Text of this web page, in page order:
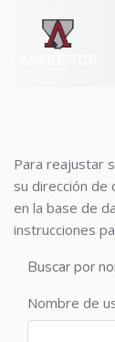
Para reajustar
su dirección de
en la base de
instrucciones
Buscar por
Nombre de